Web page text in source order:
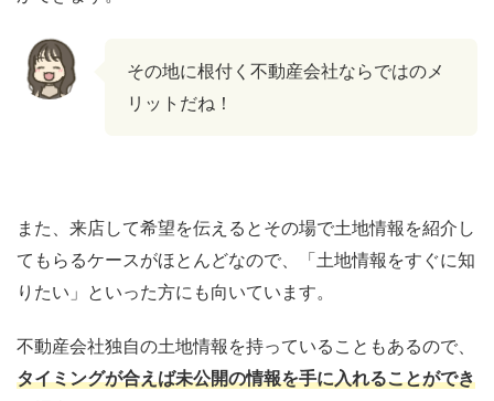
その地に根付く不動産会社ならではのメ
リットだね！
また、来店して希望を伝えるとその場で土地情報を紹介し
てもらるケースがほとんどなので、「土地情報をすぐに知
りたい」といった方にも向いています。
不動産会社独自の土地情報を持っていることもあるので、
タイミングが合えば未公開の情報を手に入れることができ